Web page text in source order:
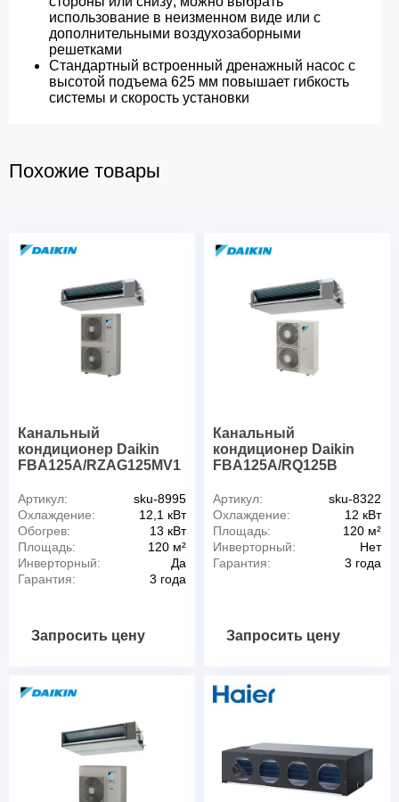
использование в неизменном виде или с
дополнительными воздухозаборными
решетками
Стандартный встроенный дренажный насос с
высотой подъема 625 мм повышает гибкость
системы и скорость установки
Похожие товары
Канальный
кондиционер Daikin
FBA125A/RZAG125MV1
Артикул:
sku-8995
Охлаждение:
12,1 кВт
Обогрев:
13 кВт
Площадь:
120 м²
Инверторный:
Да
Гарантия:
3 года
Запросить цену
Канальный
кондиционер Daikin
FBA125A/RQ125B
Артикул:
sku-8322
Охлаждение:
12 кВт
Площадь:
120 м²
Инверторный:
Нет
Гарантия:
3 года
Запросить цену